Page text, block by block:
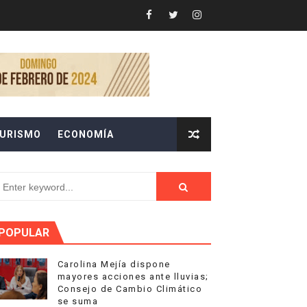
24 HORAS AL DIA
San Juan
ECONOMÍA
Carolina Mejía dispone
mayores acciones ante lluvias;
Consejo de Cambio Climático
se suma